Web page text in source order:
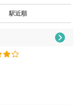
駅近順